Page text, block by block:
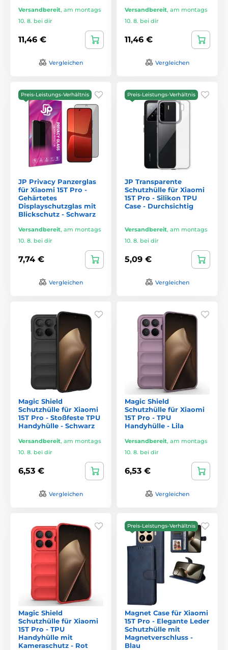
Versandbereit, am montags
10. 8. bei dir
11,46 €
Vergleichen
Versandbereit, am montags
10. 8. bei dir
11,46 €
Vergleichen
Preis-Leistungs-Verhältnis
JP Privacy Panzerglas
für Xiaomi 15T Pro -
Gehärtetes
Displayschutzglas mit
Blickschutz - Schwarz
Versandbereit, am montags
10. 8. bei dir
7,74 €
Vergleichen
Preis-Leistungs-Verhältnis
JP Transparente
Schutzhülle für Xiaomi
15T Pro - Silikon TPU
Case - Durchsichtig
Versandbereit, am montags
10. 8. bei dir
5,09 €
Vergleichen
Magic Shield
Schutzhülle für Xiaomi
15T Pro - Stoßfeste TPU
Handyhülle - Schwarz
Versandbereit, am montags
10. 8. bei dir
6,53 €
Vergleichen
Magic Shield
Schutzhülle für Xiaomi
15T Pro - TPU
Handyhülle - Lila
Versandbereit, am montags
10. 8. bei dir
6,53 €
Vergleichen
Magic Shield
Schutzhülle für Xiaomi
15T Pro - TPU
Handyhülle mit
Kameraschutz - Rot
Preis-Leistungs-Verhältnis
Magnet Case für Xiaomi
15T Pro - Elegante Leder
Schutzhülle mit
Magnetverschluss -
Blau